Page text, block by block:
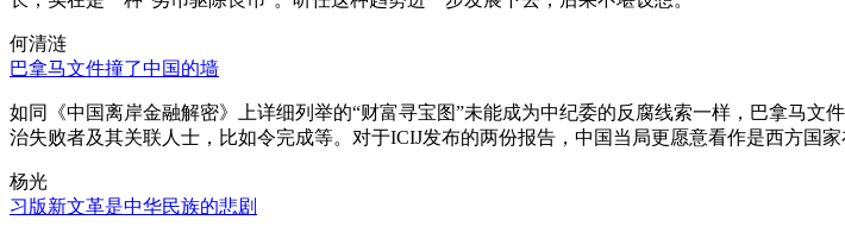
何清涟
巴拿马文件撞了中国的墙
如同《中国离岸金融解密》上详细列举的“财富寻宝图”未能成为中纪委的反腐线索一样，巴拿马
治失败者及其关联人士，比如令完成等。对于ICIJ发布的两份报告，中国当局更愿意看作是西方国家
杨光
习版新文革是中华民族的悲剧